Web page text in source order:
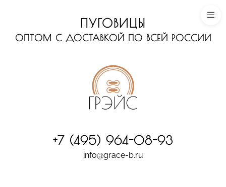
ПУГОВИЦЫ
ОПТОМ С ДОСТАВКОЙ ПО ВСЕЙ РОССИИ
+7 (495) 964-08-93
info@grace-b.ru